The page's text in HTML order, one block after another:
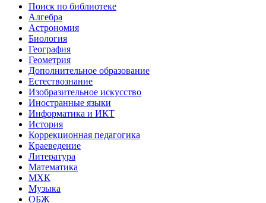
Поиск по библиотеке
Алгебра
Астрономия
Биология
География
Геометрия
Дополнительное образование
Естествознание
Изобразительное искусство
Иностранные языки
Информатика и ИКТ
История
Коррекционная педагогика
Краеведение
Литература
Математика
МХК
Музыка
ОБЖ